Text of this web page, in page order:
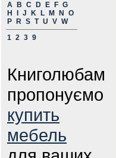
A
B C D E F G
H
J K L M N
O
P
R S T U V W
1 2 3 9
Книголюбам
пропонуємо
купить
мебель